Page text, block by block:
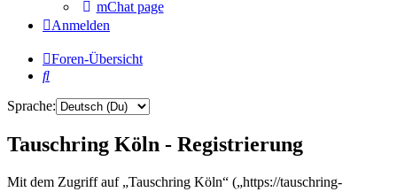
mChat page
Anmelden
Foren-Übersicht
Suche
Sprache:
Tauschring Köln - Registrierung
Mit dem Zugriff auf „Tauschring Köln“ („https://tauschring-